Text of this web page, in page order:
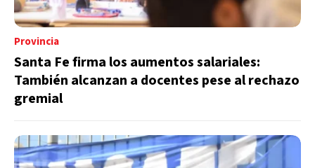
Provincia
Santa Fe firma los aumentos salariales:
También alcanzan a docentes pese al rechazo
gremial